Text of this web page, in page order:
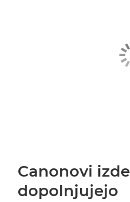
Canonovi
dopolnjujejo